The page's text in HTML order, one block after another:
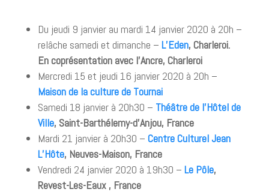
Du jeudi 9 janvier au mardi 14 janvier 2020 à 20h –
relâche samedi et dimanche – L’Eden, Charleroi.
En coprésentation avec l’Ancre, Charleroi
Mercredi 15 et jeudi 16 janvier 2020 à 20h –
Maison de la culture de Tournai
Samedi 18 janvier à 20h30 – Théâtre de l’Hôtel de
Ville, Saint-Barthélemy-d’Anjou, France
Mardi 21 janvier à 20h30 – Centre Culturel Jean
L’Hôte, Neuves-Maison, France
Vendredi 24 janvier 2020 à 19h30 – Le Pôle,
Revest-Les-Eaux , France